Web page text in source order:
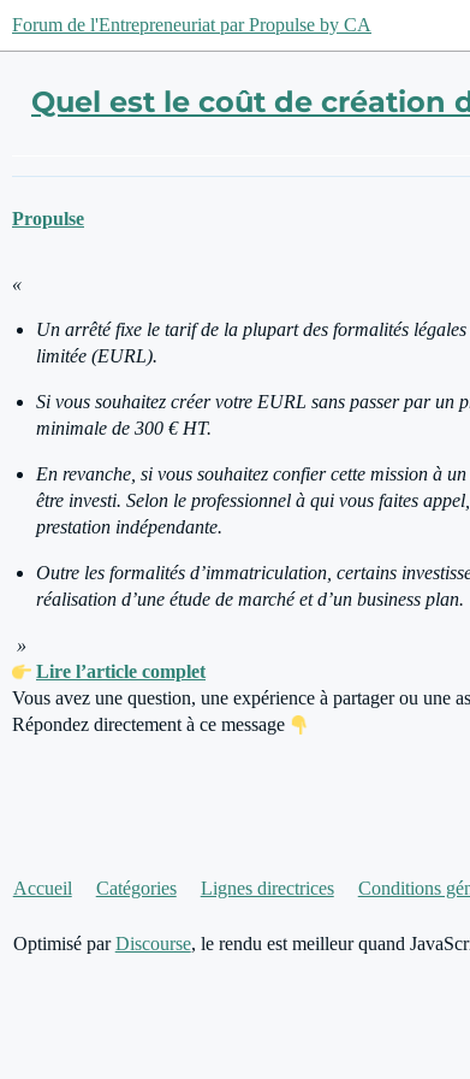
Forum de l'Entrepreneuriat par Propulse by CA
Quel est le coût de création
Propulse
«
Un arrêté fixe le tarif de la plupart des formalités
limitée (EURL).
Si vous souhaitez créer votre EURL sans passer par un
minimale de 300 € HT.
En revanche, si vous souhaitez confier cette mission à
être investi. Selon le professionnel à qui vous faites
prestation indépendante.
Outre les formalités d’immatriculation, certains
réalisation d’une étude de marché et d’un business plan.
»
Lire l’article complet
Vous avez une question, une expérience à partager ou une
Répondez directement à ce message
Accueil Catégories Lignes directrices Conditions
Optimisé parDiscourse, le rendu est meilleur quand